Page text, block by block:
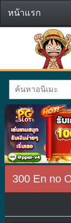
หน้าแรก
300 En no